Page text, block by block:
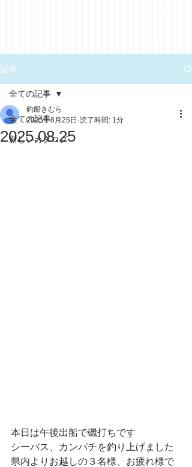
記事
全ての記事
新しいカタログ
全ての記事
2025.08.25
釣船きむら
2025年8月25日 読了時間: 1分
本日は午後出船で磯打ちです
シーバス、カンパチを釣り上げました
県内よりお越しの３名様、お疲れ様で